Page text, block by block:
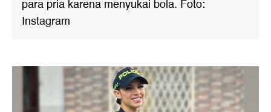
para pria karena menyukai bola. Foto:
Instagram